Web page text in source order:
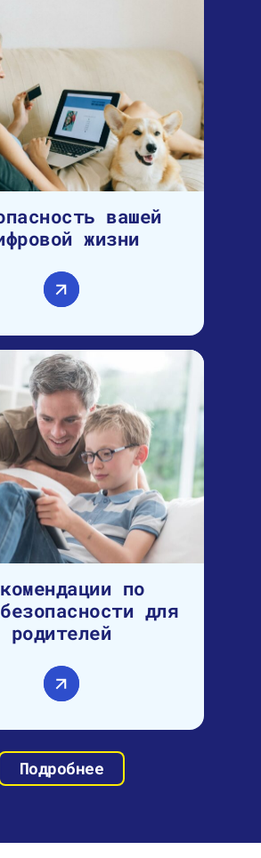
вашей
жизни
по
для
родителей
Подробнее